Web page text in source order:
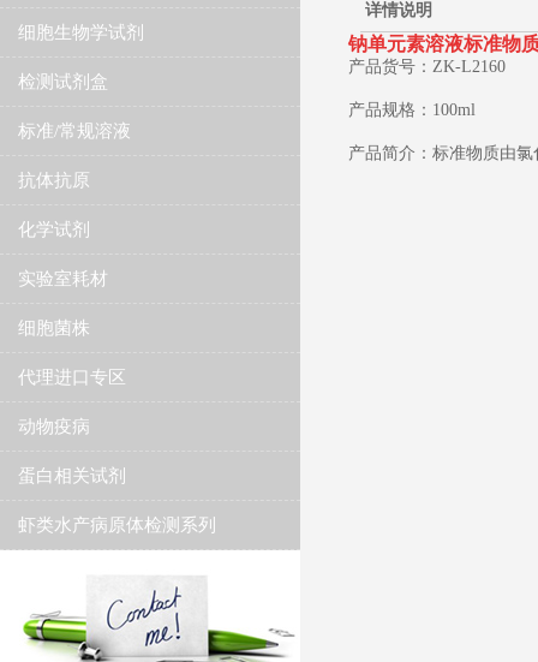
细胞生物学试剂
检测试剂盒
标准/常规溶液
抗体抗原
化学试剂
实验室耗材
细胞菌株
代理进口专区
动物疫病
蛋白相关试剂
虾类水产病原体检测系列
详情说明
钠单元素溶液标准物
产品货号：ZK-L2160
产品规格：100ml
产品简介：标准物质由